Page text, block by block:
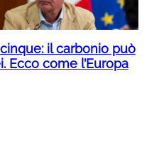
il carbonio può
Ecco come l’Europa